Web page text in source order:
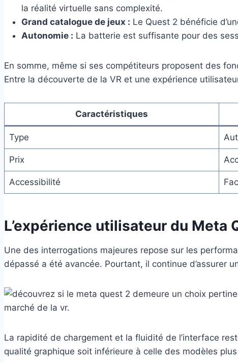
la réalité virtuelle sans complexité.
Grand catalogue de jeux : Le Quest 2 bénéficie
Autonomie : La batterie est suffisante pour des
En somme, même si ses compétiteurs proposent des
Entre la découverte de la VR et une expérience
Caractéristiques
Type
Prix
Accessibilité
L’expérience utilisateur du Meta
Une des interrogations majeures repose sur les
dépassé a été avancée. Pourtant, il continue d’assurer
La rapidité de chargement et la fluidité de l’interface
qualité graphique soit inférieure à celle des modèles